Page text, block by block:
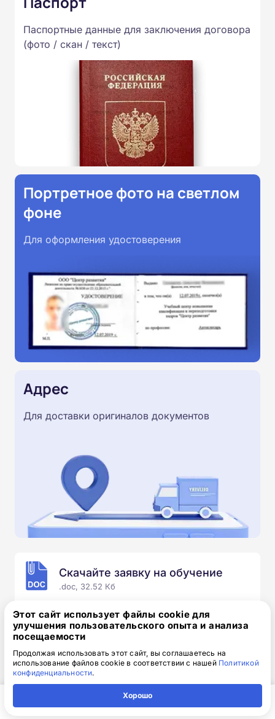
Паспортные данные для заключения договора
(фото / скан / текст)
Портретное фото на светлом
фоне
Для оформления удостоверения
Адрес
Для доставки оригиналов документов
Скачайте заявку на обучение
.doc, 32.52 Кб
Скачайте шаблон, заполните и отправьте по
электронной почтеinfo@1-academy.ru
Обязательно укажите контактный номер телефон.
Наш специалист свяжется с вами и утонит все
детали.
Этот сайт использует файлы cookie для
улучшения пользовательского опыта и анализа
посещаемости
Продолжая использовать этот сайт, вы соглашаетесь на
использование файлов cookie в соответствии с нашей Политикой
конфиденциальности.
Хорошо